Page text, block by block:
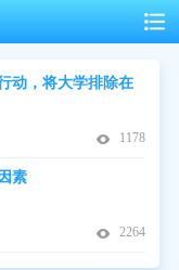
动，将大学排除在
1178
素
2264